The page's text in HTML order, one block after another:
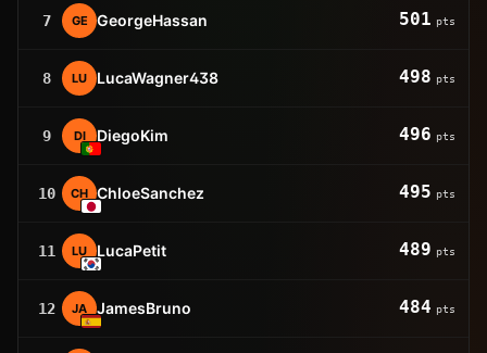
7 GE GeorgeHassan 501 pts
8 LU LucaWagner438 498 pts
9 DI DiegoKim 496 pts
10 CH ChloeSanchez 495 pts
11 LU LucaPetit 489 pts
12 JA JamesBruno 484 pts